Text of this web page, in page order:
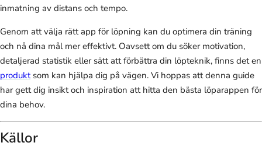
inmatning av distans och tempo.
Genom att välja rätt app för löpning kan du optimera din träning
och nå dina mål mer effektivt. Oavsett om du söker motivation,
detaljerad statistik eller sätt att förbättra din löpteknik, finns det en
produktsom kan hjälpa dig på vägen. Vi hoppas att denna guide
har gett dig insikt och inspiration att hitta den bästa löparappen för
dina behov.
Källor